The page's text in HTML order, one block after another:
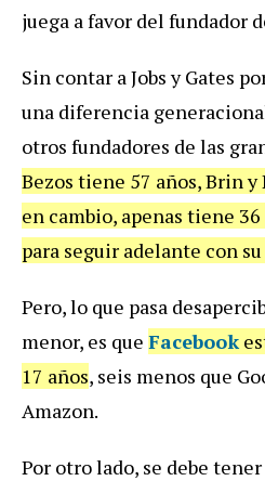
juega a favor del fundador
Sin contar a Jobs y Gates
una diferencia
otros fundadores de las
Bezos tiene 57 años, Brin y
en cambio, apenas tiene
para seguir adelante con
Pero, lo que pasa
menor, es que Facebook
17 años, seis menos que
Amazon.
Por otro lado, se debe